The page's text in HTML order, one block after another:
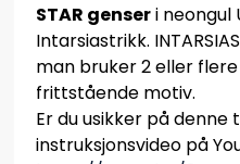
STAR genseri neongul
Intarsiastrikk.
man bruker 2 eller
frittstående motiv.
Er du usikker på denne
instruksjonsvideo på